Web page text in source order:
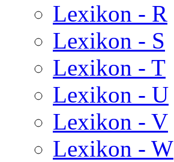
Lexikon - R
Lexikon - S
Lexikon - T
Lexikon - U
Lexikon - V
Lexikon - W